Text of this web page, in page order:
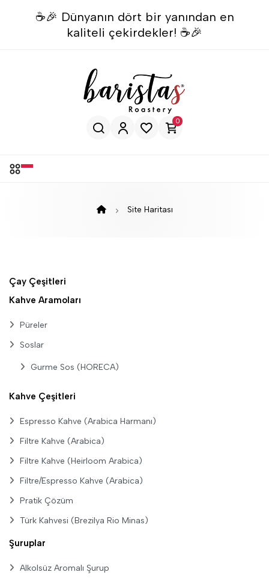
☕🎉 Dünyanın dört bir yanından en
kaliteli çekirdekler! ☕🎉
0
Site Haritası
Çay Çeşitleri
Kahve Aramoları
Püreler
Soslar
Gurme Sos (HORECA)
Kahve Çeşitleri
Espresso Kahve (Arabica Harmanı)
Filtre Kahve (Arabica)
Filtre Kahve (Heirloom Arabica)
Filtre/Espresso Kahve (Arabica)
Pratik Çözüm
Türk Kahvesi (Brezilya Rio Minas)
Şuruplar
Alkolsüz Aromalı Şurup